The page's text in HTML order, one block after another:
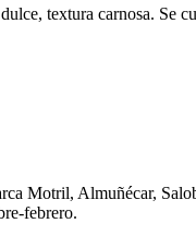
textura carnosa. Se
Motril, Almuñécar,
febrero.